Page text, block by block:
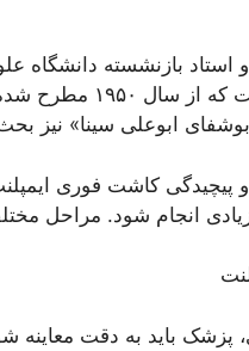
بازنشسته دانشگاه
ابوعلی سینا» نیز
پیچیدگی کاشت فوری
انجام شود. مراحل
پزشک باید به دقت